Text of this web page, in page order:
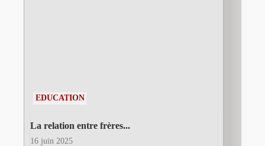
EDUCATION
La relation entre frères...
16 juin 2025